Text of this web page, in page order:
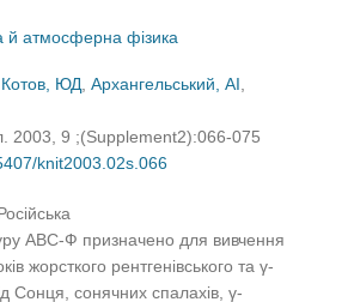
й атмосферна фізика
Котов, ЮД ,Архангельський, АІ
2003, 9 ;(Supplement2):066-075
knit2003.02s.066
АВС-Ф призначено для вивчення
жорсткого рентгенівського та γ-
Сонця, сонячних спалахів, γ-